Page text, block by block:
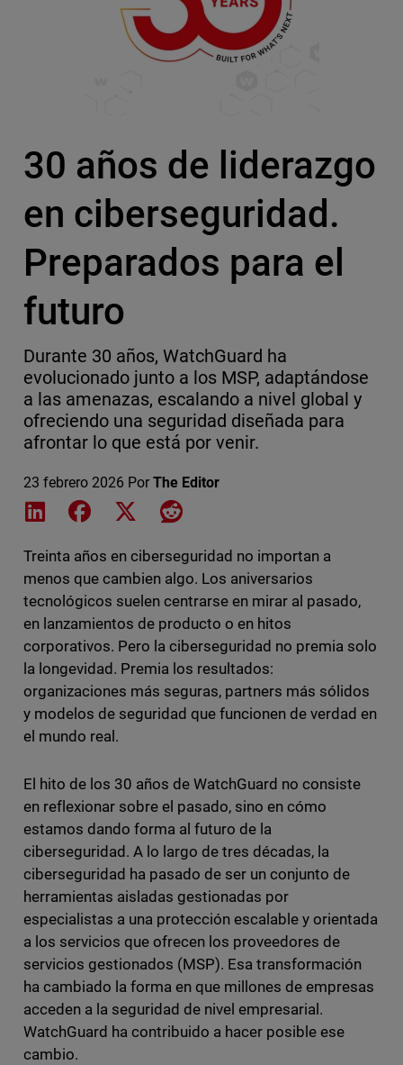
30 años de liderazgo
en ciberseguridad.
Preparados para el
futuro
Durante 30 años, WatchGuard ha
evolucionado junto a los MSP, adaptándose
a las amenazas, escalando a nivel global y
ofreciendo una seguridad diseñada para
afrontar lo que está por venir.
23 febrero 2026 Por The Editor
Share on LinkedIn
Share on Facebook
Share on XShare on Reddit
Treinta años en ciberseguridad no importan a
menos que cambien algo. Los aniversarios
tecnológicos suelen centrarse en mirar al pasado,
en lanzamientos de producto o en hitos
corporativos. Pero la ciberseguridad no premia solo
la longevidad. Premia los resultados:
organizaciones más seguras, partners más sólidos
y modelos de seguridad que funcionen de verdad en
el mundo real.
El hito de los 30 años de WatchGuard no consiste
en reflexionar sobre el pasado, sino en cómo
estamos dando forma al futuro de la
ciberseguridad. A lo largo de tres décadas, la
ciberseguridad ha pasado de ser un conjunto de
herramientas aisladas gestionadas por
especialistas a una protección escalable y orientada
a los servicios que ofrecen los proveedores de
servicios gestionados (MSP). Esa transformación
ha cambiado la forma en que millones de empresas
acceden a la seguridad de nivel empresarial.
WatchGuard ha contribuido a hacer posible ese
cambio.